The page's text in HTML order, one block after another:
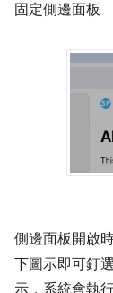
固定側邊面板
側邊面板開啟
下圖示即可釘
示，系統會執